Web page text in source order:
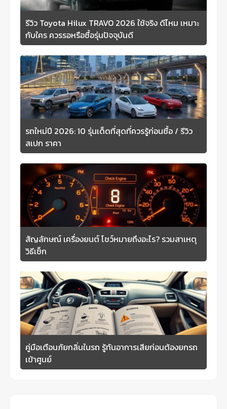
รีวิว Toyota Hilux TRAVO 2026 ใช้จริง ดีไหม เหมาะ
กับใคร ควรรอหรือซื้อรุ่นปัจจุบันดี
รถใหม่ปี 2026: 10 รุ่นเด็ดที่สุดที่ควรรู้ก่อนซื้อ / รีวิว
สเปก ราคา
สัญลักษณ์ เครื่องยนต์ โชว์หมายถึงอะไร? รวมสาเหตุ
วิธีเช็ก
คู่มือเตือนภัยกลิ่นในรถ รู้ทันอาการเสียก่อนต้องยกรถ
เข้าศูนย์